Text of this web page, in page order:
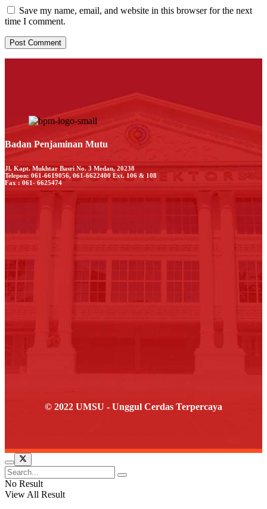
Save my name, email, and website in this browser for the next
time I comment.
Badan Penjaminan Mutu
Jl. Kapt. Mukhtar Basri No. 3 Medan, 20238
Telepon: 061-6619056, 061-6622400 Ext. 106 & 108
Fax : 061- 6625474
© 2022 UMSU - Unggul Cerdas Terpercaya
No Result
View All Result